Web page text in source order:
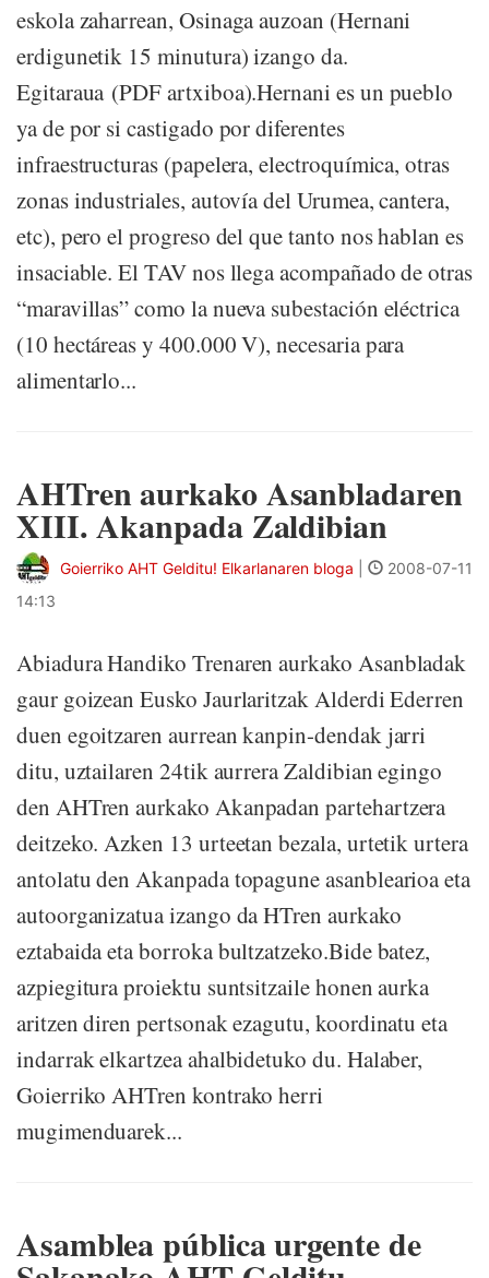
eskola zaharrean, Osinaga auzoan (Hernani
erdigunetik 15 minutura) izango da.
Egitaraua (PDF artxiboa).Hernani es un pueblo
ya de por si castigado por diferentes
infraestructuras (papelera, electroquímica, otras
zonas industriales, autovía del Urumea, cantera,
etc), pero el progreso del que tanto nos hablan es
insaciable. El TAV nos llega acompañado de otras
“maravillas” como la nueva subestación eléctrica
(10 hectáreas y 400.000 V), necesaria para
alimentarlo...
AHTren aurkako Asanbladaren
XIII. Akanpada Zaldibian
Goierriko AHT Gelditu! Elkarlanaren bloga
2008-07-11
14:13
Abiadura Handiko Trenaren aurkako Asanbladak
gaur goizean Eusko Jaurlaritzak Alderdi Ederren
duen egoitzaren aurrean kanpin-dendak jarri
ditu, uztailaren 24tik aurrera Zaldibian egingo
den AHTren aurkako Akanpadan partehartzera
deitzeko. Azken 13 urteetan bezala, urtetik urtera
antolatu den Akanpada topagune asanblearioa eta
autoorganizatua izango da HTren aurkako
eztabaida eta borroka bultzatzeko.Bide batez,
azpiegitura proiektu suntsitzaile honen aurka
aritzen diren pertsonak ezagutu, koordinatu eta
indarrak elkartzea ahalbidetuko du. Halaber,
Goierriko AHTren kontrako herri
mugimenduarek...
Asamblea pública urgente de